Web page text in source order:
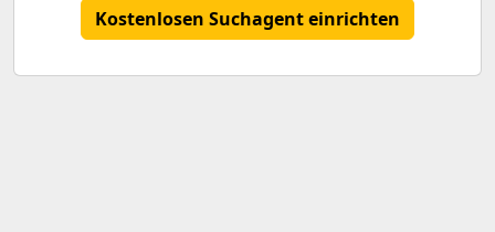
Kostenlosen Suchagent einrichten